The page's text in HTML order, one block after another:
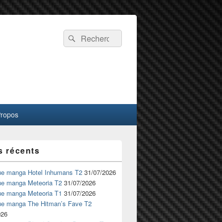
Recherche :
Rechercher
récents
manga Hotel Inhumans T2 31/07/2026
manga Meteoria T2 31/07/2026
manga Meteoria T1 31/07/2026
manga The Hitman’s Fave T2